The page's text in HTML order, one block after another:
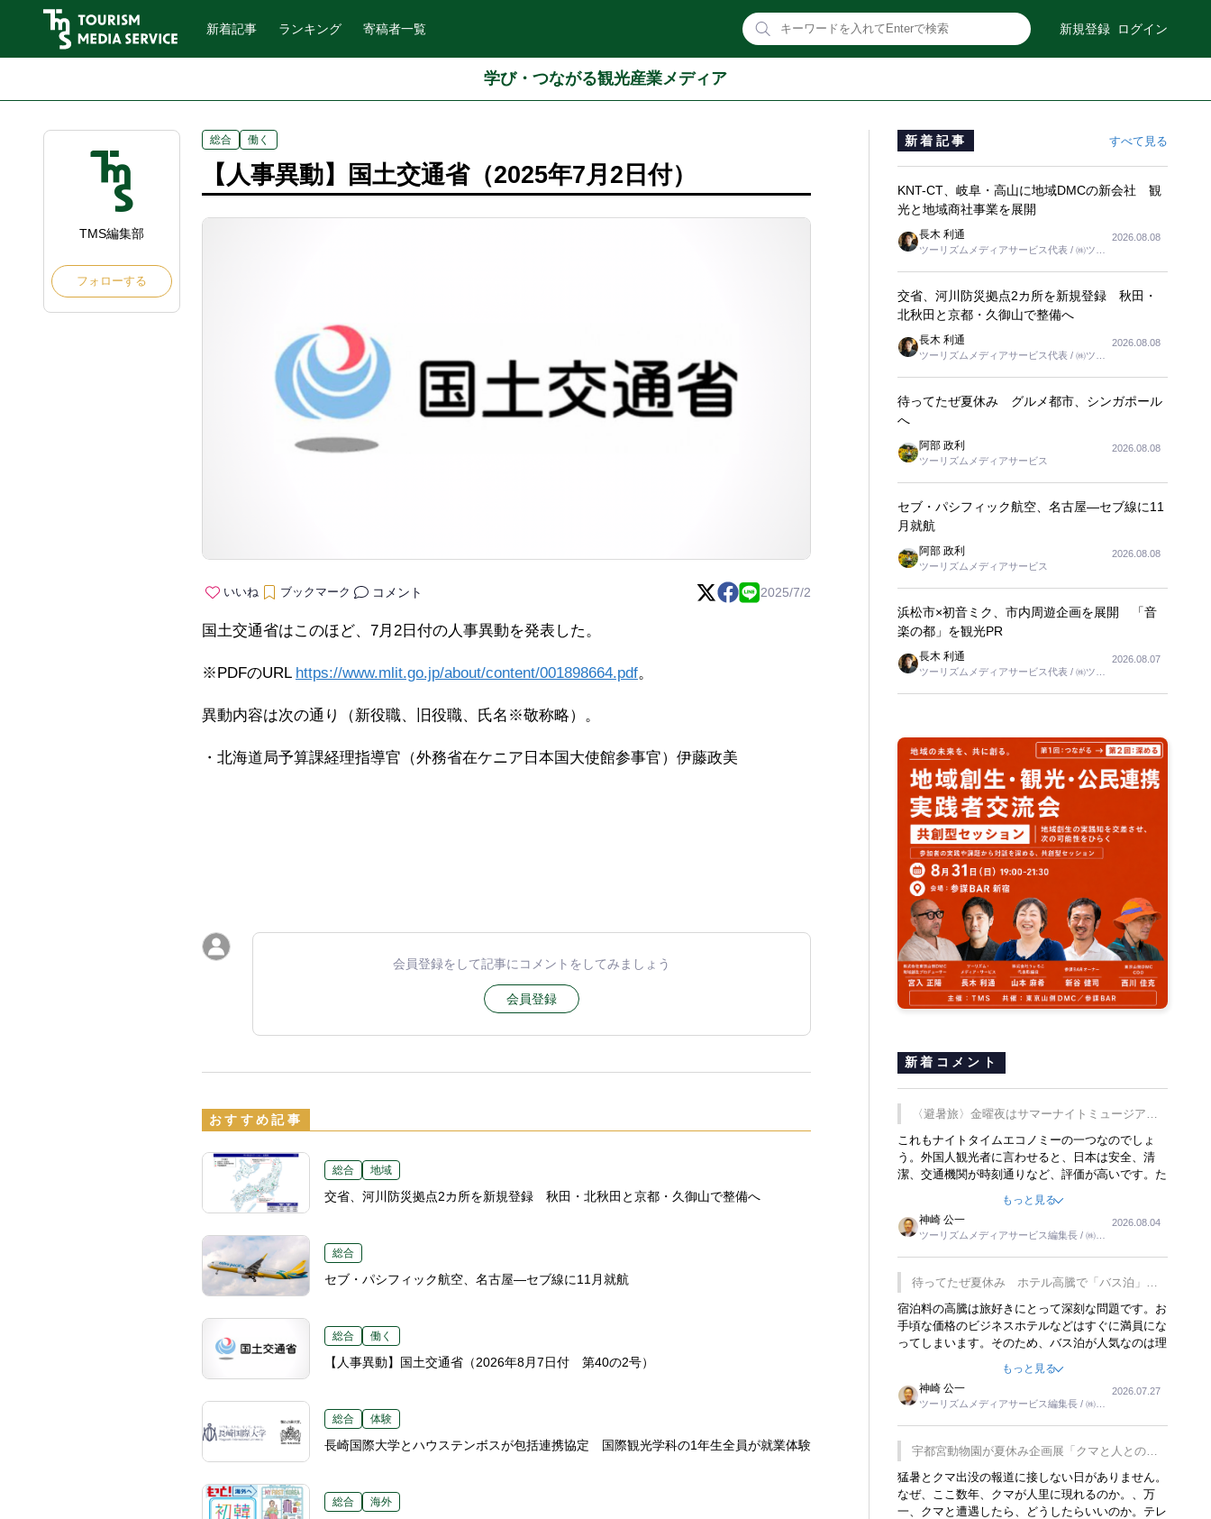
新着記事 ランキング 寄稿者一覧 新規登録 ログイン
学び・つながる観光産業メディア
TMS編集部
フォローする
総合 働く
【人事異動】国土交通省（2025年7月2日付）
いいね ブックマーク コメント 2025/7/2
国土交通省はこのほど、7月2日付の人事異動を発表した。
※PDFのURL https://www.mlit.go.jp/about/content/001898664.pdf。
異動内容は次の通り（新役職、旧役職、氏名※敬称略）。
・北海道局予算課経理指導官（外務省在ケニア日本国大使館参事官）伊藤政美
会員登録をして記事にコメントをしてみましょう
会員登録
おすすめ記事
総合 地域
交省、河川防災拠点2カ所を新規登録 秋田・北秋田と京都・久御山で整備へ
総合
セブ・パシフィック航空、名古屋―セブ線に11月就航
総合 働く
【人事異動】国土交通省（2026年8月7日付 第40の2号）
総合 体験
長崎国際大学とハウステンボスが包括連携協定 国際観光学科の1年生全員が就業体験
総合 海外
新着記事 すべて見る
KNT-CT、岐阜・高山に地域DMCの新会社 観
光と地域商社事業を展開
長木 利通
ツーリズムメディアサービス代表 / ㈱ツー
2026.08.08
交省、河川防災拠点2カ所を新規登録 秋田・
北秋田と京都・久御山で整備へ
長木 利通
ツーリズムメディアサービス代表 / ㈱ツー
2026.08.08
待ってたぜ夏休み グルメ都市、シンガポール
へ
阿部 政利
ツーリズムメディアサービス
2026.08.08
セブ・パシフィック航空、名古屋―セブ線に11
月就航
阿部 政利
ツーリズムメディアサービス
2026.08.08
浜松市×初音ミク、市内周遊企画を展開 「音
楽の都」を観光PR
長木 利通
ツーリズムメディアサービス代表 / ㈱ツー
2026.08.07
新着コメント
〈避暑旅〉金曜夜はサマーナイトミュージア
ム、都立6施設で
これもナイトタイムエコノミーの一つなのでしょ
う。外国人観光者に言わせると、日本は安全、清
潔、交通機関が時刻通りなど、評価が高いです。た
す。そのような意味で、金曜夜にこのようなイベン
トが行われれば、日本人に限らず外国人にとっても
楽しみが増えるでしょうね。
もっと見る
神崎 公一
ツーリズムメディアサービス編集長 / ㈱ツ
2026.08.04
待ってたぜ夏休み ホテル高騰で「バス泊」人
気
宿泊料の高騰は旅好きにとって深刻な問題です。お
手頃な価格のビジネスホテルなどはすぐに満員にな
ってしまいます。そのため、バス泊が人気なのは理
行をした時は、移動はグレイハウンドバスでした。
夕方から夜の便を利用してホテル代を浮かせていま
した。ただし、若いからできたことです。若い人が
夜行バスで京都に行った、青森に行ったと聞くと、
疲れが残らないのかなと思ってしまいます。
もっと見る
神崎 公一
ツーリズムメディアサービス編集長 / ㈱ツ
2026.07.27
宇都宮動物園が夏休み企画展「クマと人との距
離」を7月20日から開催
猛暑とクマ出没の報道に接しない日がありません。
なぜ、ここ数年、クマが人里に現れるのか。、万
一、クマと遭遇したら、どうしたらいいのか。テレ